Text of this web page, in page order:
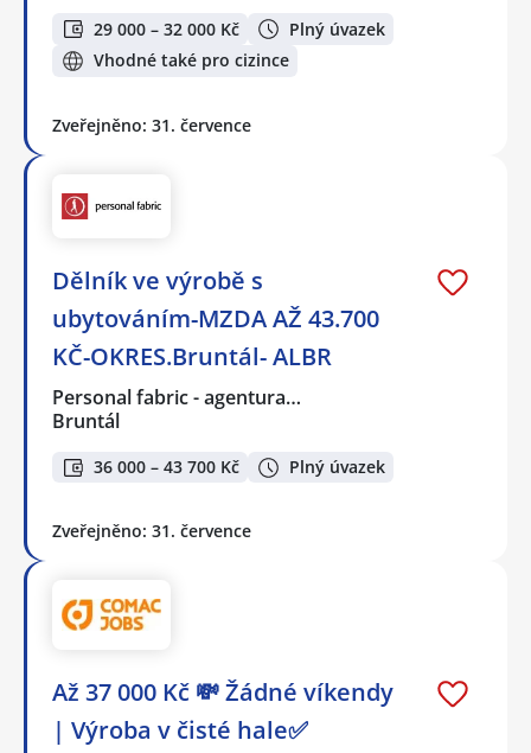
29 000 – 32 000 Kč
Plný úvazek
Vhodné také pro cizince
Zveřejněno: 31. července
Dělník ve výrobě s
ubytováním-MZDA AŽ 43.700
KČ-OKRES.Bruntál- ALBR
Personal fabric - agentura…
Bruntál
36 000 – 43 700 Kč Plný úvazek
Zveřejněno: 31. července
Až 37 000 Kč 💸 Žádné víkendy
| Výroba v čisté hale✅